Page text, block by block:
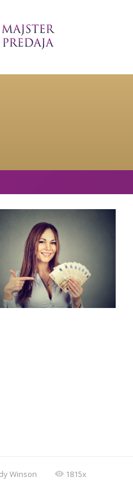
Winson 1815x